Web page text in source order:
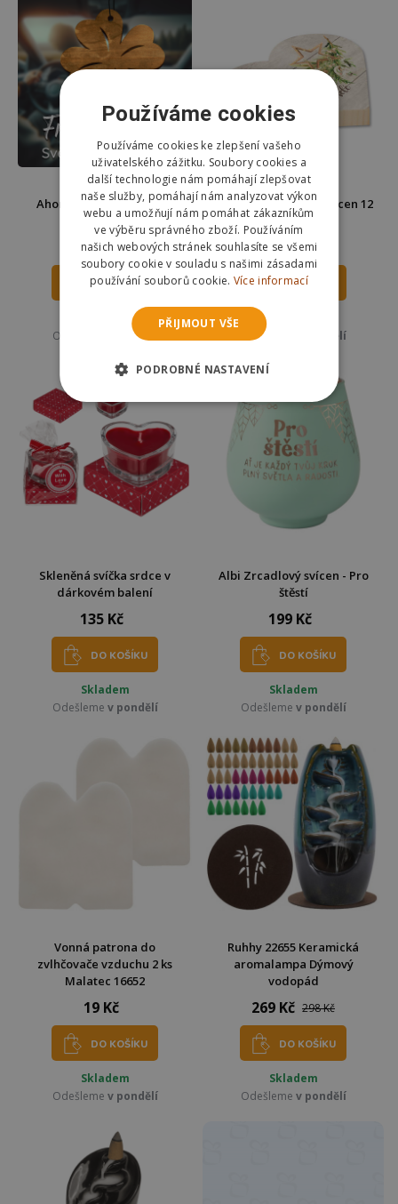
Ahome Dřevěná vůně do
auta - Čtyřlístek
147 Kč 179 Kč
DO KOŠÍKU
Odešleme
v pondělí
Dřevěný dekorační svícen 12
cm - Vánoce
139 Kč
DO KOŠÍKU
Odešleme
v pondělí
Skleněná svíčka srdce v
dárkovém balení
135 Kč
DO KOŠÍKU
Skladem
Odešleme v pondělí
Albi Zrcadlový svícen - Pro
štěstí
199 Kč
DO KOŠÍKU
Skladem
Odešleme v pondělí
Vonná patrona do
zvlhčovače vzduchu 2 ks
Malatec 16652
19 Kč
DO KOŠÍKU
Skladem
Odešleme v pondělí
Ruhhy 22655 Keramická
aromalampa Dýmový
vodopád
269 Kč 298 Kč
DO KOŠÍKU
Skladem
Odešleme v pondělí
Používáme cookies
Používáme cookies ke zlepšení vašeho
uživatelského zážitku. Soubory cookies a
další technologie nám pomáhají zlepšovat
naše služby, pomáhají nám analyzovat výkon
webu a umožňují nám pomáhat zákazníkům
ve výběru správného zboží. Používáním
našich webových stránek souhlasíte se všemi
soubory cookie v souladu s našimi zásadami
používání souborů cookie. Více informací
PŘIJMOUT VŠE
PODROBNÉ NASTAVENÍ